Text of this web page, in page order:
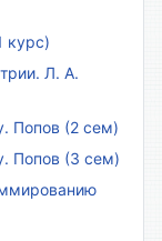
курс)
Л. А.
Попов (2 сем)
Попов (3 сем)